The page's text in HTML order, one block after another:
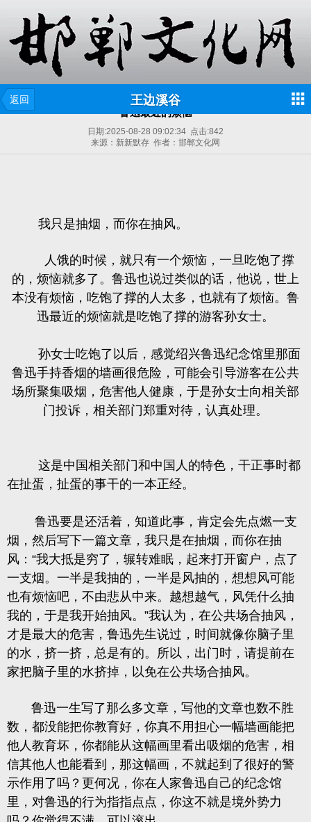
返回 王边溪谷
鲁迅最近的烦恼
日期:2025-08-28 09:02:34 点击:842
来源：新新默存 作者：邯郸文化网
我只是抽烟，而你在抽风。
人饿的时候，就只有一个烦恼，一旦吃饱了撑
的，烦恼就多了。鲁迅也说过类似的话，他说，世上
本没有烦恼，吃饱了撑的人太多，也就有了烦恼。鲁
迅最近的烦恼就是吃饱了撑的游客孙女士。
孙女士吃饱了以后，感觉绍兴鲁迅纪念馆里那面
鲁迅手持香烟的墙画很危险，可能会引导游客在公共
场所聚集吸烟，危害他人健康，于是孙女士向相关部
门投诉，相关部门郑重对待，认真处理。
这是中国相关部门和中国人的特色，干正事时都
在扯蛋，扯蛋的事干的一本正经。
鲁迅要是还活着，知道此事，肯定会先点燃一支
烟，然后写下一篇文章，我只是在抽烟，而你在抽
风：“我大抵是穷了，辗转难眠，起来打开窗户，点了
一支烟。一半是我抽的，一半是风抽的，想想风可能
也有烦恼吧，不由悲从中来。越想越气，风凭什么抽
我的，于是我开始抽风。”我认为，在公共场合抽风，
才是最大的危害，鲁迅先生说过，时间就像你脑子里
的水，挤一挤，总是有的。所以，出门时，请提前在
家把脑子里的水挤掉，以免在公共场合抽风。
鲁迅一生写了那么多文章，写他的文章也数不胜
数，都没能把你教育好，你真不用担心一幅墙画能把
他人教育坏，你都能从这幅画里看出吸烟的危害，相
信其他人也能看到，那这幅画，不就起到了很好的警
示作用了吗？更何况，你在人家鲁迅自己的纪念馆
里，对鲁迅的行为指指点点，你这不就是境外势力